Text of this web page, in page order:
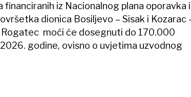
iz Nacionalnog plana oporavka i
dionica Bosiljevo – Sisak i Kozarac
moći će dosegnuti do 170.000
godine, ovisno o uvjetima uzvodnog